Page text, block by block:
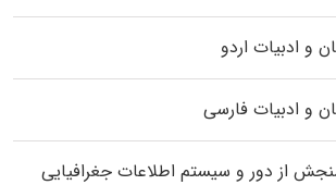
و ادبیات اردو
و ادبیات فارسی
از دور و سیستم اطلاعات جغرافیایی